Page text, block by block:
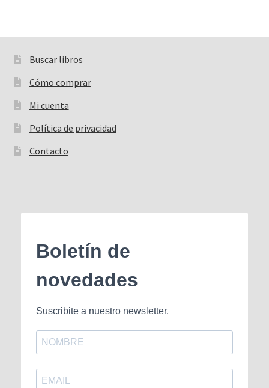
Buscar libros
Buscar:
Cómo comprar
Mi cuenta
Política de privacidad
Contacto
Boletín de
novedades
Suscribite a nuestro newsletter.